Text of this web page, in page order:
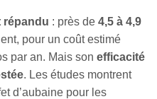
répandu : près de 4,5 à 4,9
pour un coût estimé
par an. Mais son efficacité
. Les études montrent
d’aubaine pour les